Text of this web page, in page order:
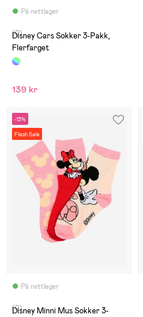
På nettlager
(0)
Disney Cars Sokker 3-Pakk,
Flerfarget
139 kr
-13%
Flash Sale
På nettlager
(0)
Disney Minni Mus Sokker 3-